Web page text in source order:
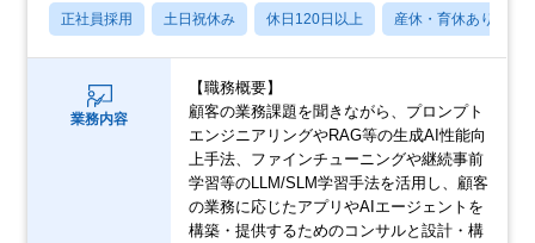
正社員採用 土日祝休み 休日120日以上 産休・育休あり
業務内容
【職務概要】
顧客の業務課題を聞きながら、プロンプト
エンジニアリングやRAG等の生成AI性能向
上手法、ファインチューニングや継続事前
学習等のLLM/SLM学習手法を活用し、顧客
の業務に応じたアプリやAIエージェントを
構築・提供するためのコンサルと設計・構